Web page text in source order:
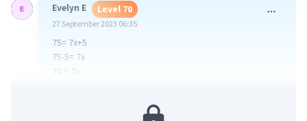
Evelyn E Level 70
27 September 2023 06:35
75= 7x+5
75-5= 7x
70 = 7x